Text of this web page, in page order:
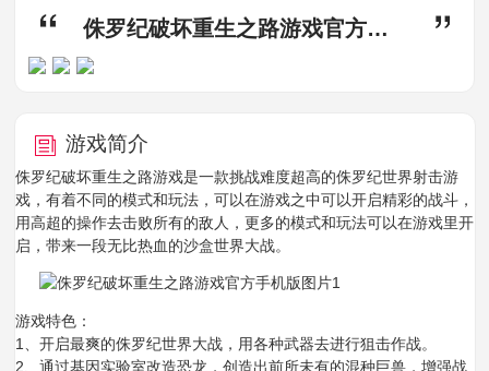
侏罗纪破坏重生之路游戏官方手机版 v3.9.27,侏罗纪破坏重生之路游戏下载,侏罗纪破坏重生之路游戏官方手机版
游戏简介
侏罗纪破坏重生之路游戏是一款挑战难度超高的侏罗纪世界射击游
戏，有着不同的模式和玩法，可以在游戏之中可以开启精彩的战斗，
用高超的操作去击败所有的敌人，更多的模式和玩法可以在游戏里开
启，带来一段无比热血的沙盒世界大战。
游戏特色：
1、开启最爽的侏罗纪世界大战，用各种武器去进行狙击作战。
2、通过基因实验室改造恐龙，创造出前所未有的混种巨兽，增强战